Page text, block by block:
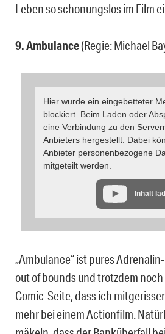
Leben so schonungslos im Film
9. Ambulance(Regie: Michael
Hier wurde ein eingebetteter
blockiert. Beim Laden oder
eine Verbindung zu den
Anbieters hergestellt. Dabei
Anbieter personenbezogene
mitgeteilt werden.
Inhalt
„Ambulance“ ist pures
out of bounds und trotzdem
Comic-Seite, dass ich
mehr bei einem Actionfilm.